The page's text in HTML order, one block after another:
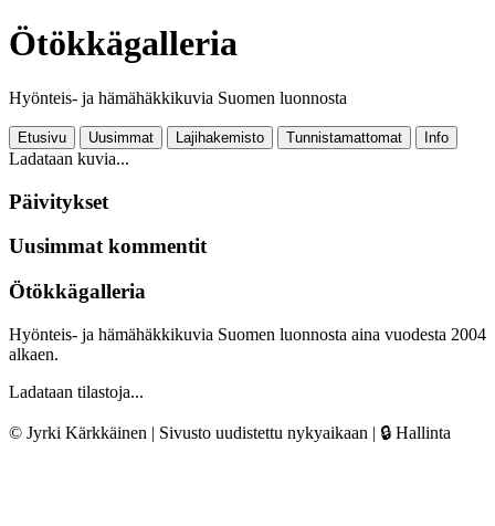
Ötökkägalleria
Hyönteis- ja hämähäkkikuvia Suomen luonnosta
Etusivu Uusimmat Lajihakemisto Tunnistamattomat Info
Ladataan kuvia...
Päivitykset
Uusimmat kommentit
Ötökkägalleria
Hyönteis- ja hämähäkkikuvia Suomen luonnosta aina vuodesta 2004
alkaen.
Ladataan tilastoja...
© Jyrki Kärkkäinen | Sivusto uudistettu nykyaikaan | 🔒 Hallinta